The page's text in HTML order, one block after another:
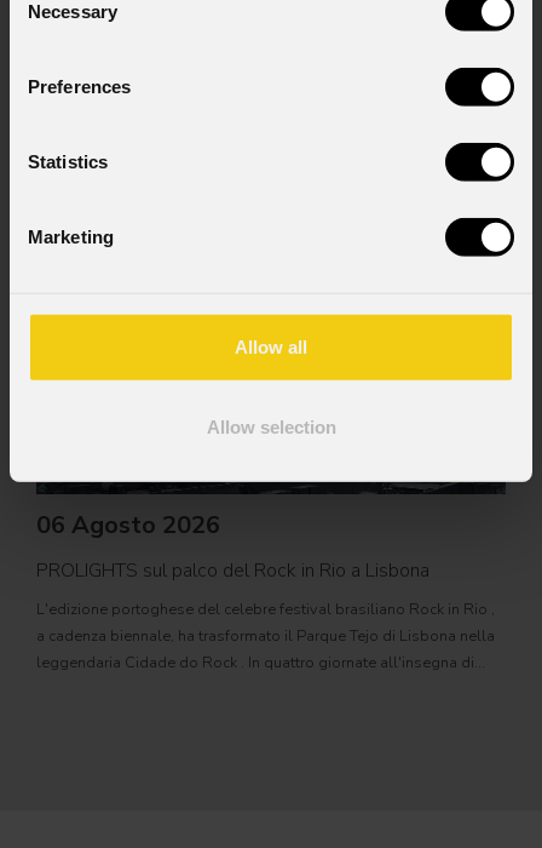
Selection
Necessary
Preferences
Statistics
Marketing
Allow all
Allow selection
06 Agosto 2026
PROLIGHTS sul palco del Rock in Rio a Lisbona
L'edizione portoghese del celebre festival brasiliano Rock in Rio ,
a cadenza biennale, ha trasformato il Parque Tejo di Lisbona nella
leggendaria Cidade do Rock . In quattro giornate all'insegna di